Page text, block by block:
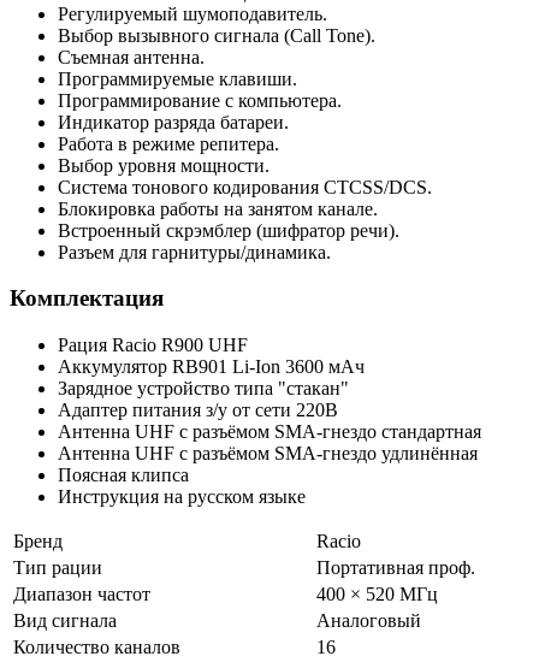
Регулируемый шумоподавитель.
Выбор вызывного сигнала (Call Tone).
Съемная антенна.
Программируемые клавиши.
Программирование с компьютера.
Индикатор разряда батареи.
Работа в режиме репитера.
Выбор уровня мощности.
Система тонового кодирования CTCSS/DCS.
Блокировка работы на занятом канале.
Встроенный скрэмблер (шифратор речи).
Разъем для гарнитуры/динамика.
Комплектация
Рация Racio R900 UHF
Аккумулятор RB901 Li-Ion 3600 мАч
Зарядное устройство типа "стакан"
Адаптер питания з/у от сети 220В
Антенна UHF с разъёмом SMA-гнездо стандартная
Антенна UHF с разъёмом SMA-гнездо удлинённая
Поясная клипса
Инструкция на русском языке
Бренд
Racio
Тип рации
Портативная проф.
Диапазон частот
400 × 520 МГц
Вид сигнала
Аналоговый
Количество каналов
16